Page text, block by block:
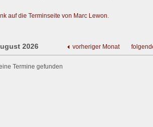
auf die Terminseite von Marc Lewon.
2026 vorheriger Monat
Termine gefunden